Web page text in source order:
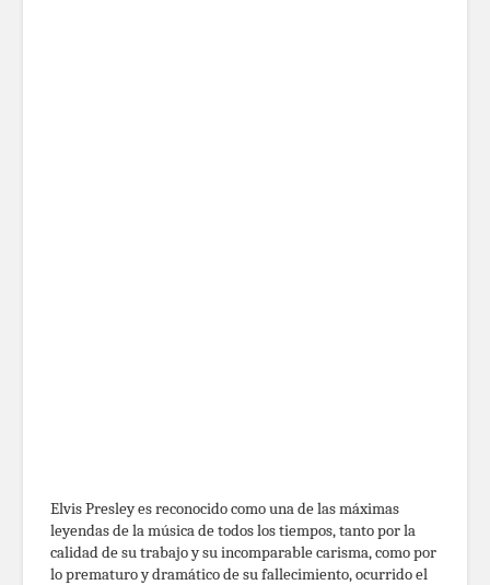
Elvis Presley es reconocido como una de las máximas
leyendas de la música de todos los tiempos, tanto por la
calidad de su trabajo y su incomparable carisma, como por
lo prematuro y dramático de su fallecimiento, ocurrido el